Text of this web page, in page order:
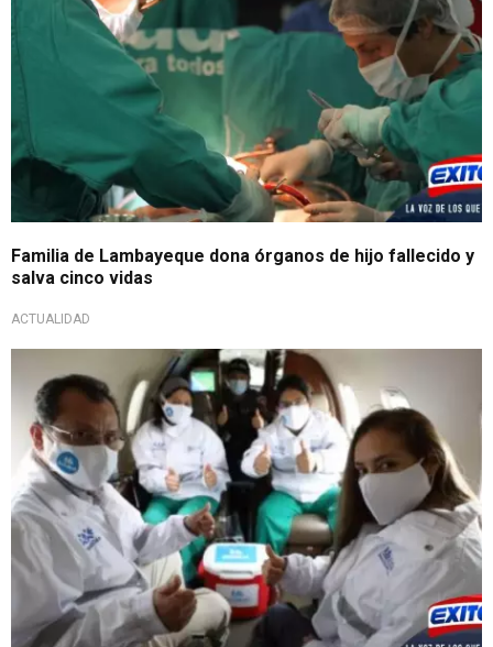
Familia de Lambayeque dona órganos de hijo fallecido y
salva cinco vidas
ACTUALIDAD